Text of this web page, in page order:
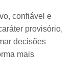
confiável e
provisório,
decisões
mais